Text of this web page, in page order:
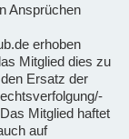
Ansprüchen
erhoben
Mitglied dies zu
Ersatz der
Mitglied haftet
auf